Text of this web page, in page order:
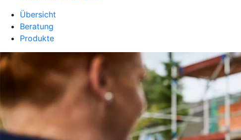
Übersicht
Beratung
Produkte